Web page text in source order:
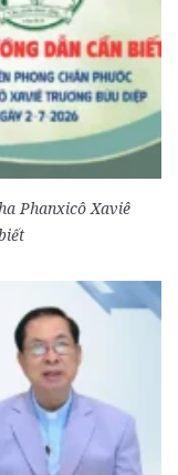
Phanxicô Xaviê